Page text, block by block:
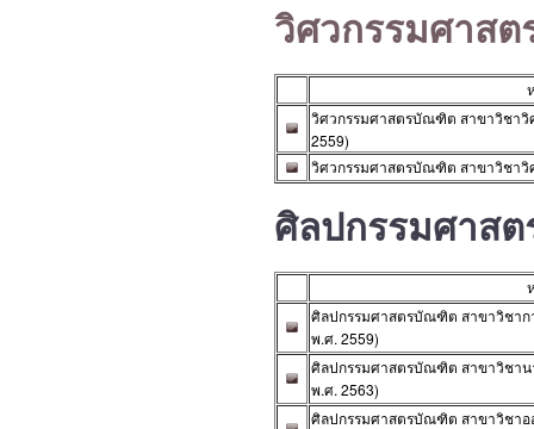
วิศวกรรมศาส
วิศวกรรมศาสตรบัณฑิต สาขาวิชาวิ
2559)
วิศวกรรมศาสตรบัณฑิต สาขาวิชาวิ
ศิลปกรรมศาส
ศิลปกรรมศาสตรบัณฑิต สาขาวิชาก
พ.ศ. 2559)
ศิลปกรรมศาสตรบัณฑิต สาขาวิชาน
พ.ศ. 2563)
ศิลปกรรมศาสตรบัณฑิต สาขาวิชาอ